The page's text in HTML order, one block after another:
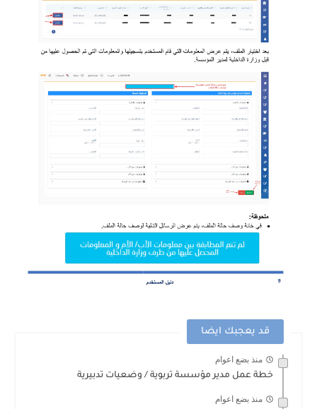
قد يعجبك ايضا
منذ بضع اعوام
خطة عمل مدير مؤسسة تربوية / وضعيات تدبيرية
منذ بضع اعوام